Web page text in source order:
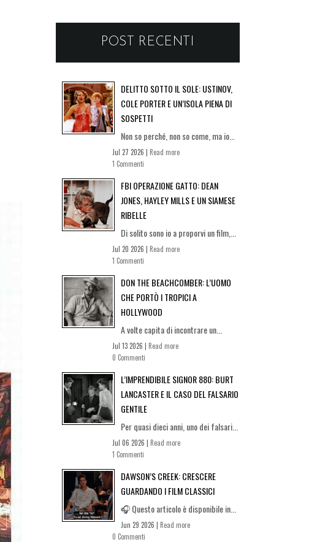
POST RECENTI
DELITTO SOTTO IL SOLE: USTINOV,
COLE PORTER E UN’ISOLA PIENA DI
SOSPETTI
Non so perché, non so come, ma io...
Jul 27 2026 | Read more
1 Commenti
FBI OPERAZIONE GATTO: DEAN
JONES, HAYLEY MILLS E UN SIAMESE
RIBELLE
Di solito sono io a proporvi un film,...
Jul 20 2026 | Read more
1 Commenti
DON THE BEACHCOMBER: L’UOMO
CHE PORTÒ I TROPICI A
HOLLYWOOD
A volte capita di incontrare un...
Jul 13 2026 | Read more
0 Commenti
L’IMPRENDIBILE SIGNOR 880: BURT
LANCASTER E IL CASO DEL FALSARIO
GENTILE
Per quasi dieci anni, uno dei falsari...
Jul 06 2026 | Read more
1 Commenti
DAWSON’S CREEK: CRESCERE
GUARDANDO I FILM CLASSICI
🎧 Questo articolo è disponibile in...
Jun 29 2026 | Read more
0 Commenti